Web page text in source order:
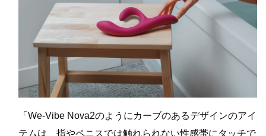
「We-Vibe Nova2のようにカーブのあるデザインのアイ
テムは、指やペニスでは触れられない性感帯にタッチで